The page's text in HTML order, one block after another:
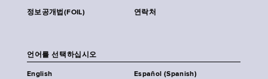
정보공개법(FOIL) 연락처
언어를 선택하십시오
English Español (Spanish)